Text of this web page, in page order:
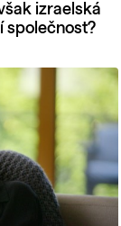
izraelská
společnost?